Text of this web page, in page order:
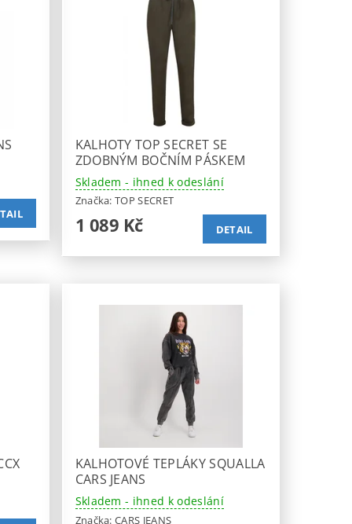
KALHOTY TOP SECRET SE
ZDOBNÝM BOČNÍM PÁSKEM
Skladem - ihned k odeslání
Značka:TOP SECRET
1 089 Kč DETAIL
KALHOTOVÉ TEPLÁKY SQUALLA
CARS JEANS
Skladem - ihned k odeslání
Značka:CARS JEANS